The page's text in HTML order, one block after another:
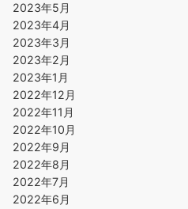
2023年5月
2023年4月
2023年3月
2023年2月
2023年1月
2022年12月
2022年11月
2022年10月
2022年9月
2022年8月
2022年7月
2022年6月